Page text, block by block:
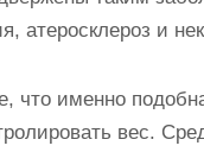
атеросклероз и
что именно
вес.